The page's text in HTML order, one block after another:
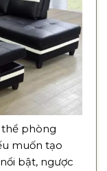
thể phòng
muốn tạo
bật, ngược